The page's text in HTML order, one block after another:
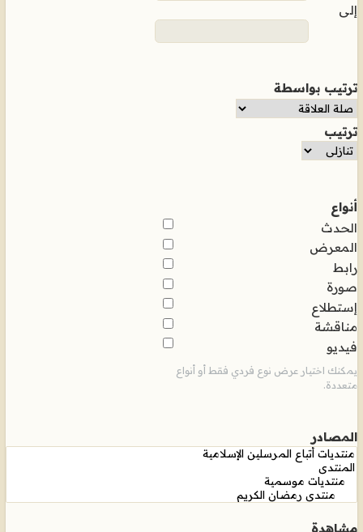
إلى
ترتيب بواسطة
ترتيب
أنواع
الحدث
المعرض
رابط
صورة
إستطلاع
مناقشة
فيديو
يمكنك اختيار عرض نوع فردي فقط أو أنواع
متعددة.
المصادر
مشاهدة